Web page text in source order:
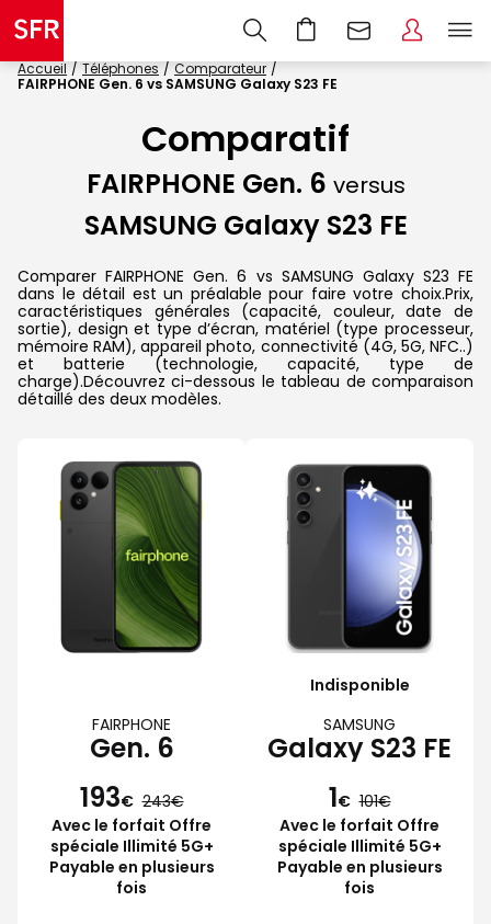
Accueil Téléphones
Comparateur
FAIRPHONE Gen. 6 vs SAMSUNG Galaxy S23 FE
Comparatif
FAIRPHONE Gen. 6 versus
SAMSUNG Galaxy S23 FE
Comparer FAIRPHONE Gen. 6 vs SAMSUNG Galaxy S23 FE
dans le détail est un préalable pour faire votre choix.Prix,
caractéristiques générales (capacité, couleur, date de
sortie), design et type d’écran, matériel (type processeur,
mémoire RAM), appareil photo, connectivité (4G, 5G, NFC..)
et batterie (technologie, capacité, type de
charge).Découvrez ci-dessous le tableau de comparaison
détaillé des deux modèles.
FAIRPHONE
Gen. 6
193€ 243
Avec le forfait Offre
spéciale Illimité 5G+
Payable en plusieurs
fois
Indisponible
SAMSUNG
Galaxy S23 FE
1€ 101
Avec le forfait Offre
spéciale Illimité 5G+
Payable en plusieurs
fois